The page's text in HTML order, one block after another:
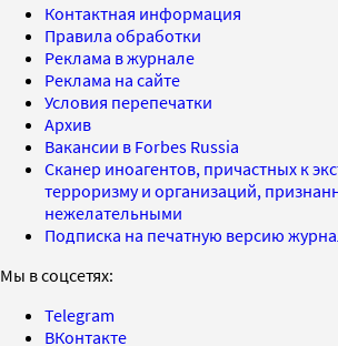
Контактная информация
Правила обработки
Реклама в журнале
Реклама на сайте
Условия перепечатки
Архив
Вакансии в Forbes Russia
Сканер иноагентов, причастных к
терроризму и организаций,
нежелательными
Подписка на печатную версию
Мы в соцсетях:
Telegram
ВКонтакте